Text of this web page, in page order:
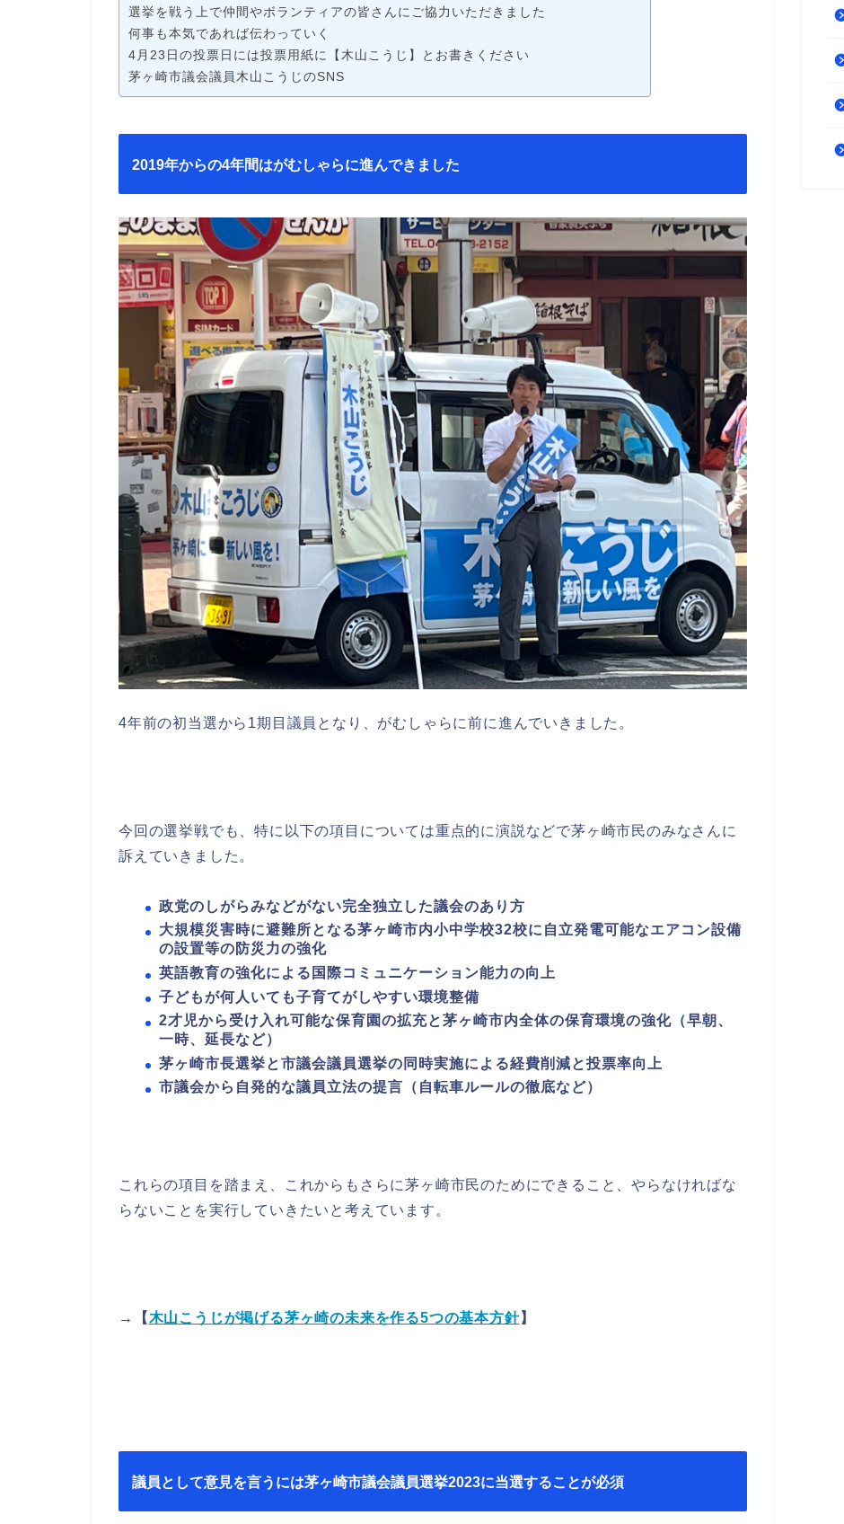
選挙を戦う上で仲間やボランティアの皆さんにご協力いただきました
何事も本気であれば伝わっていく
4月23日の投票日には投票用紙に【木山こうじ】とお書きください
茅ヶ崎市議会議員木山こうじのSNS
2019年からの4年間はがむしゃらに進んできました
4年前の初当選から1期目議員となり、がむしゃらに前に進んでいきました。
今回の選挙戦でも、特に以下の項目については重点的に演説などで茅ヶ崎市民のみなさんに
訴えていきました。
政党のしがらみなどがない完全独立した議会のあり方
大規模災害時に避難所となる茅ヶ崎市内小中学校32校に自立発電可能なエアコン設備
の設置等の防災力の強化
英語教育の強化による国際コミュニケーション能力の向上
子どもが何人いても子育てがしやすい環境整備
2才児から受け入れ可能な保育園の拡充と茅ヶ崎市内全体の保育環境の強化（早朝、
一時、延長など）
茅ヶ崎市長選挙と市議会議員選挙の同時実施による経費削減と投票率向上
市議会から自発的な議員立法の提言（自転車ルールの徹底など）
これらの項目を踏まえ、これからもさらに茅ヶ崎市民のためにできること、やらなければな
らないことを実行していきたいと考えています。
→【木山こうじが掲げる茅ヶ崎の未来を作る5つの基本方針】
議員として意見を言うには茅ヶ崎市議会議員選挙2023に当選することが必須